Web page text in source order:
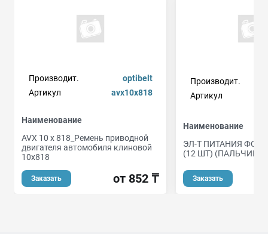
Производит.
optibelt
Артикул
avx10x818
Наименование
AVX 10 x 818_Ремень приводной
двигателя автомобиля клиновой
10x818
Заказать от 852 ₸
Производит.
Артикул
Наименование
ЭЛ-Т ПИТАНИЯ
(12 ШТ)
Заказать